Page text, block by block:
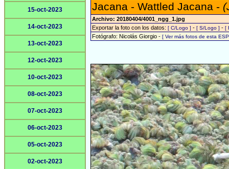
15-oct-2023
14-oct-2023
13-oct-2023
12-oct-2023
10-oct-2023
08-oct-2023
07-oct-2023
06-oct-2023
05-oct-2023
02-oct-2023
Jacana - Wattled Jacana -
Archivo: 20180404/4001_ngg_1.jpg
Exportar la foto con los datos: [ C/Logo ] - [ S/Logo ] - [
Fotógrafo: Nicolás Giorgio - [ Ver más fotos de esta